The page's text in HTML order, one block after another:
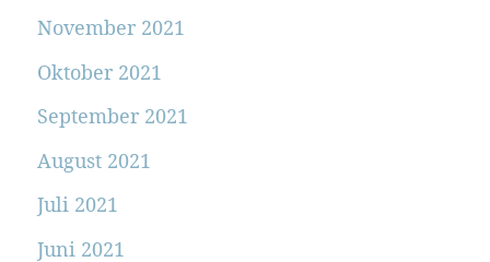
November 2021
Oktober 2021
September 2021
August 2021
Juli 2021
Juni 2021